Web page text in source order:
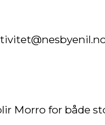
Morro for både